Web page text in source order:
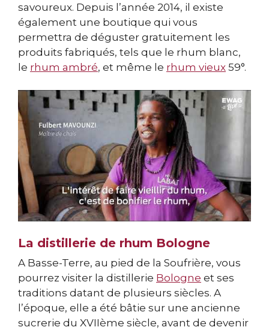
savoureux. Depuis l’année 2014, il existe
également une boutique qui vous
permettra de déguster gratuitement les
produits fabriqués, tels que le rhum blanc,
le rhum ambré, et même le rhum vieux 59°.
La distillerie de rhum Bologne
A Basse-Terre, au pied de la Soufrière, vous
pourrez visiter la distillerie Bologne et ses
traditions datant de plusieurs siècles. A
l’époque, elle a été bâtie sur une ancienne
sucrerie du XVIIème siècle, avant de devenir